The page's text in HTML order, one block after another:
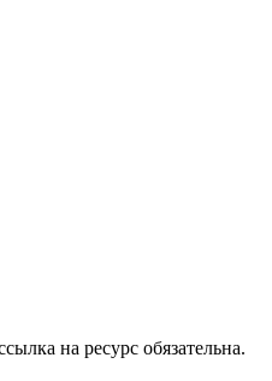
на ресурс обязательна.